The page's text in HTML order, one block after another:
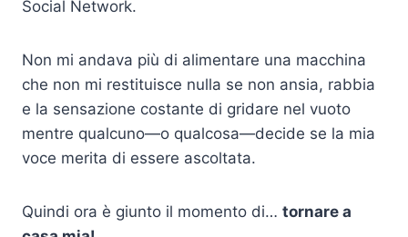
Social Network.
Non mi andava più di alimentare una macchina
che non mi restituisce nulla se non ansia, rabbia
e la sensazione costante di gridare nel vuoto
mentre qualcuno—o qualcosa—decide se la mia
voce merita di essere ascoltata.
Quindi ora è giunto il momento di… tornare a